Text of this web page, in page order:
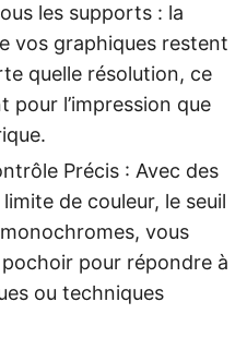
les supports : la
vos graphiques restent
quelle résolution, ce
pour l’impression que
Précis : Avec des
de couleur, le seuil
vous
pour répondre à
ou techniques